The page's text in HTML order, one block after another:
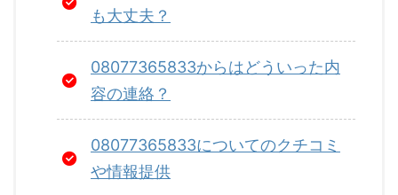
も大丈夫？
08077365833からはどういった内
容の連絡？
08077365833についてのクチコミ
や情報提供